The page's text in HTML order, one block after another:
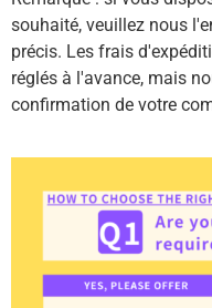
souhaité, veuillez nous
précis. Les frais
réglés à l'avance, mais
confirmation de votre